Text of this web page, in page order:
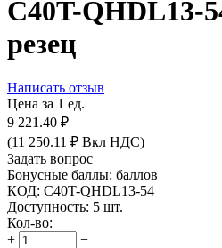
C40T-QHDL13-
резец
Написать отзыв
Цена за 1 ед.
9 221.40 ₽
(11 250.11 ₽ Вкл НДС)
Задать вопрос
Бонусные баллы: баллов
КОД: C40T-QHDL13-54
Доступность: 5 шт.
Кол-во:
+
−